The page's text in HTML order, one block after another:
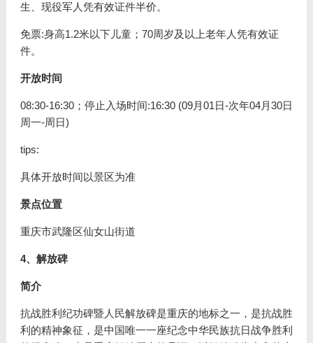
生、现役军人凭有效证件半价。
免票:身高1.2米以下儿童；70周岁及以上老年人凭有效证
件。
开放时间
08:30-16:30；停止入场时间:16:30 (09月01日-次年04月30日
周一-周日)
tips:
具体开放时间以景区为准
景点位置
重庆市武隆区仙女山街道
4、解放碑
简介
抗战胜利纪功碑暨人民解放碑是重庆的地标之一，是抗战胜
利的精神象征，是中国唯一一座纪念中华民族抗日战争胜利